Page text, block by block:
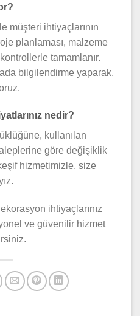
müşteri ihtiyaçlarının
planlaması, malzeme
tamamlanır.
bilgilendirme yaparak,
nedir?
kullanılan
göre değişiklik
hizmetimizle, size
ihtiyaçlarınız
ve güvenilir hizmet